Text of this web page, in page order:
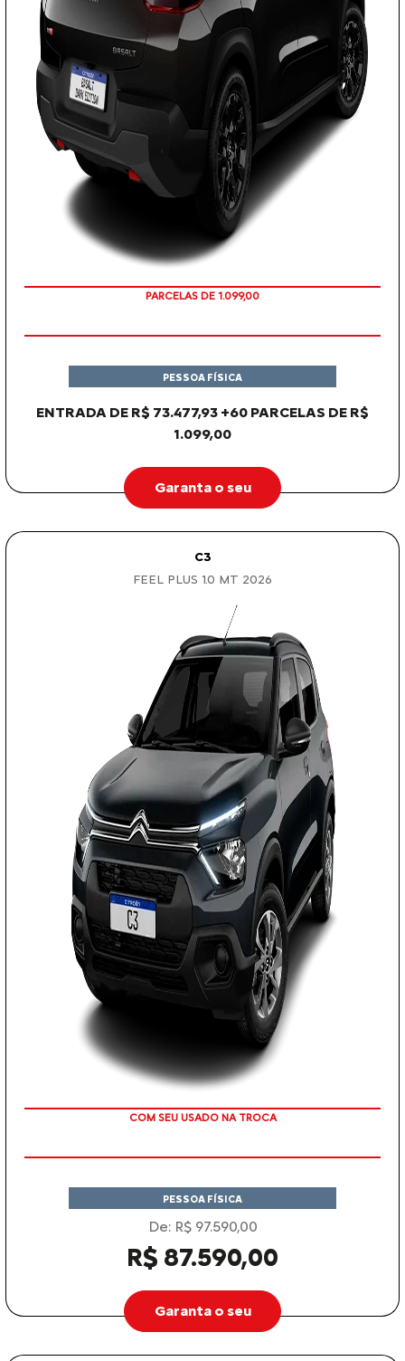
PARCELAS DE 1.099,00
ENTRADA DE R$ 73.477,93 +60 PARCELAS DE R$
1.099,00
PESSOA FÍSICA
Garanta o seu
C3
FEEL PLUS 1.0 MT 2026
TAXA ZERO
PESSOA FÍSICA
De: R$ 97.590,00
R$ 87.590,00
Garanta o seu